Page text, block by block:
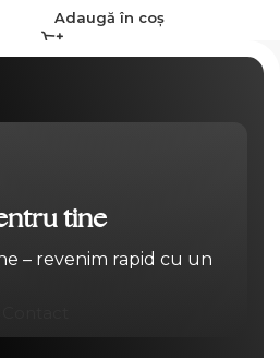
Adaugă în coș
tine
– revenim rapid cu un